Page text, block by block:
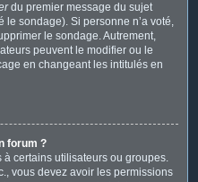
du premier message du sujet
le sondage). Si personne n’a voté,
le sondage. Autrement,
peuvent le modifier ou le
en changeant les intitulés en
forum ?
certains utilisateurs ou groupes.
vous devez avoir les permissions